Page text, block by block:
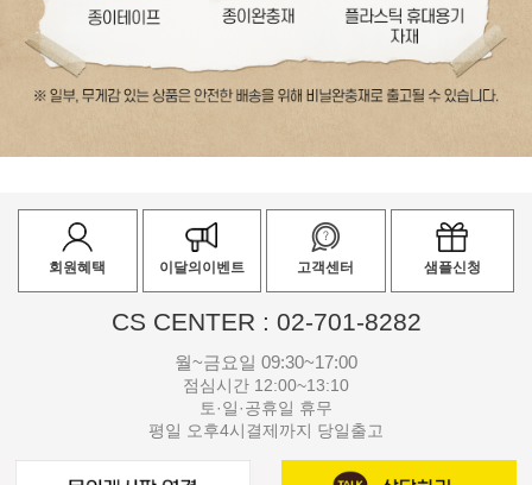
회원혜택 이달의이벤트 고객센터 샘플신청
CS CENTER : 02-701-8282
월~금요일 09:30~17:00
점심시간 12:00~13:10
토·일·공휴일 휴무
평일 오후4시결제까지 당일출고